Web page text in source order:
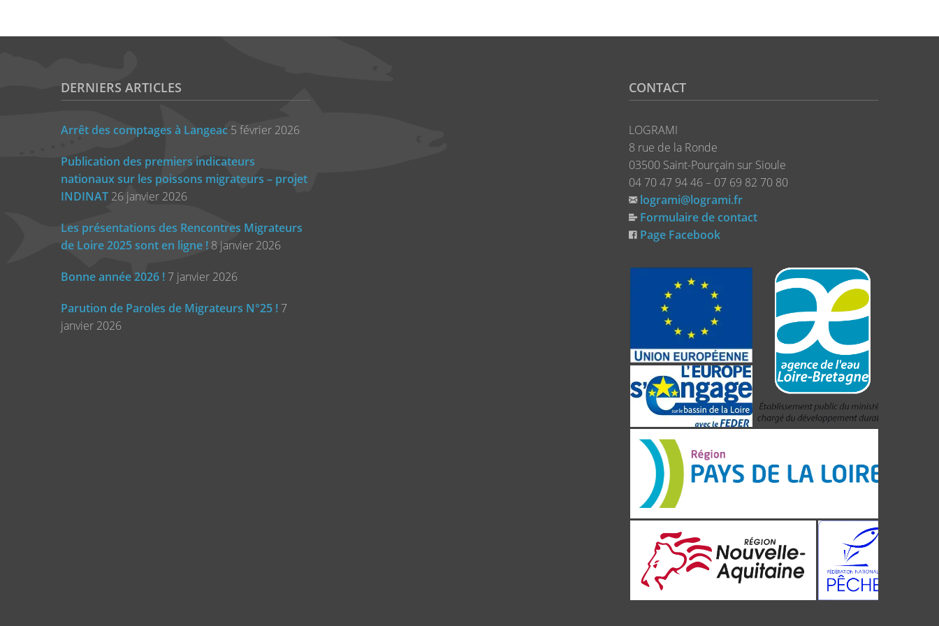
DERNIERS ARTICLES
Arrêt des comptages à Langeac 5 février 2026
Publication des premiers indicateurs
nationaux sur les poissons migrateurs – projet
INDINAT 26 janvier 2026
Les présentations des Rencontres Migrateurs
de Loire 2025 sont en ligne ! 8 janvier 2026
Bonne année 2026 ! 7 janvier 2026
Parution de Paroles de Migrateurs N°25 ! 7
janvier 2026
CONTACT
LOGRAMI
8 rue de la Ronde
03500 Saint-Pourçain sur Sioule
04 70 47 94 46 – 07 69 82 70 80
logrami@logrami.fr
Formulaire de contact
Page Facebook